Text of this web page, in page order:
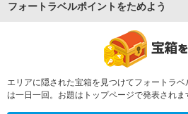
フォートラベルポイントをためよう
エリアに隠された宝箱を見つけてフォートラ
は一日一回。お題はトップページで発表されま